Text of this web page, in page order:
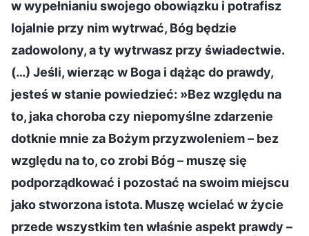
w wypełnianiu swojego obowiązku i potrafisz
lojalnie przy nim wytrwać, Bóg będzie
zadowolony, a ty wytrwasz przy świadectwie.
(…) Jeśli, wierząc w Boga i dążąc do prawdy,
jesteś w stanie powiedzieć: »Bez względu na
to, jaka choroba czy niepomyślne zdarzenie
dotknie mnie za Bożym przyzwoleniem – bez
względu na to, co zrobi Bóg – muszę się
podporządkować i pozostać na swoim miejscu
jako stworzona istota. Muszę wcielać w życie
przede wszystkim ten właśnie aspekt prawdy –